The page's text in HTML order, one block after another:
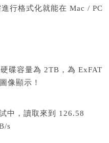
行格式化就能在 Mac / PC
碟容量為 2TB，為 ExFAT
像顯示！
中，讀取來到 126.58
s